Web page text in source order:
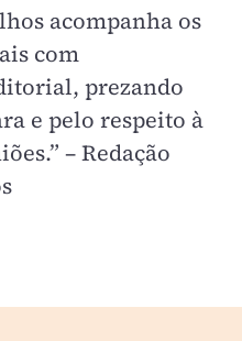
acompanha os
com
prezando
e pelo respeito à
– Redação